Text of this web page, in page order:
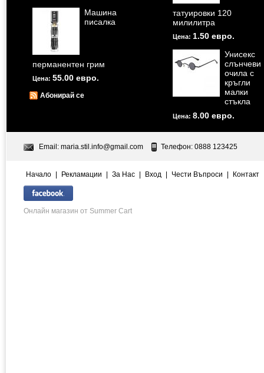
Машина
писалка
перманентен грим
Цена: 55.00 евро.
Абонирай се
татуировки 120
милилитра
Цена: 1.50 евро.
Унисекс
слънчеви
очила с
кръгли
малки
стъкла
Цена: 8.00 евро.
Email: maria.stil.info@gmail.com Телефон: 0888 123425
Начало | Рекламации | За Нас | Вход | Чести Въпроси | Контакт
Онлайн магазин от Summer Cart